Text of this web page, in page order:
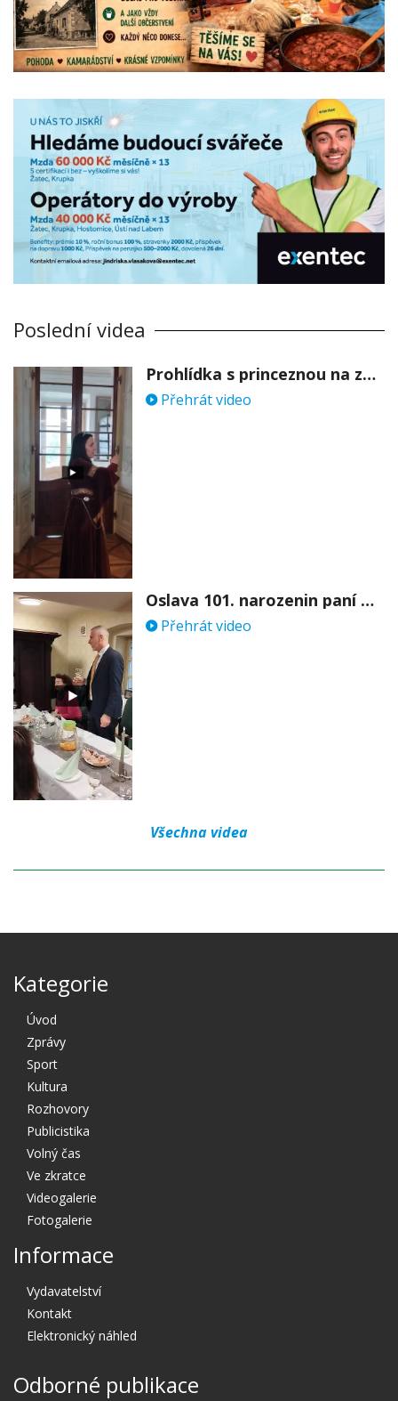
Poslední videa
Prohlídka s princeznou na zámku Stekník
Přehrát video
Oslava 101. narozenin paní Věry Skořepové
Přehrát video
Všechna videa
Kategorie
Úvod
Zprávy
Sport
Kultura
Rozhovory
Publicistika
Volný čas
Ve zkratce
Videogalerie
Fotogalerie
Informace
Vydavatelství
Kontakt
Elektronický náhled
Odborné publikace